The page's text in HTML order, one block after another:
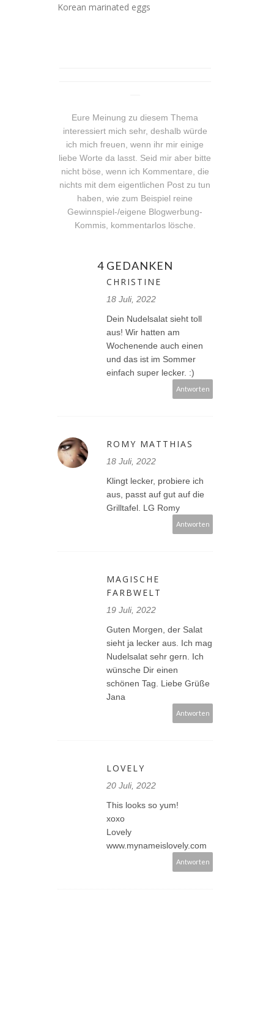
Korean marinated eggs
Eure Meinung zu diesem Thema
interessiert mich sehr, deshalb würde
ich mich freuen, wenn ihr mir einige
liebe Worte da lasst. Seid mir aber bitte
nicht böse, wenn ich Kommentare, die
nichts mit dem eigentlichen Post zu tun
haben, wie zum Beispiel reine
Gewinnspiel-/eigene Blogwerbung-
Kommis, kommentarlos lösche.
4 GEDANKEN
CHRISTINE
18 Juli, 2022
Dein Nudelsalat sieht toll
aus! Wir hatten am
Wochenende auch einen
und das ist im Sommer
einfach super lecker. :)
Antworten
ROMY MATTHIAS
18 Juli, 2022
Klingt lecker, probiere ich
aus, passt auf gut auf die
Grilltafel. LG Romy
Antworten
MAGISCHE
FARBWELT
19 Juli, 2022
Guten Morgen, der Salat
sieht ja lecker aus. Ich mag
Nudelsalat sehr gern. Ich
wünsche Dir einen
schönen Tag. Liebe Grüße
Jana
Antworten
LOVELY
20 Juli, 2022
This looks so yum!
xoxo
Lovely
www.mynameislovely.com
Antworten